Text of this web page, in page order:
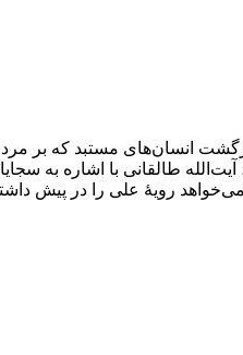
هوشیاری مردم در مقابل بازگشت انسان‌های
طالقانی با اشاره به
رویۀ علی را در پیش